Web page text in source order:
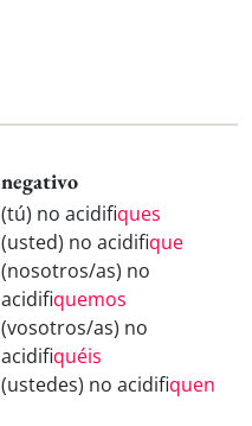
negativo
(tú) no acidifiques
(usted) no acidifique
(nosotros/as) no
acidifiquemos
(vosotros/as) no
acidifiquéis
(ustedes) no acidifiquen